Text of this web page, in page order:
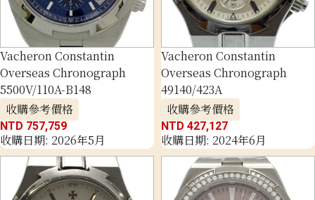
Vacheron Constantin
Overseas Chronograph
5500V/110A-B148
收購參考價格
NTD 757,759
收購日期: 2026年5月
Vacheron Constantin
Overseas Chronograph
49140/423A
收購參考價格
NTD 427,127
收購日期: 2024年6月